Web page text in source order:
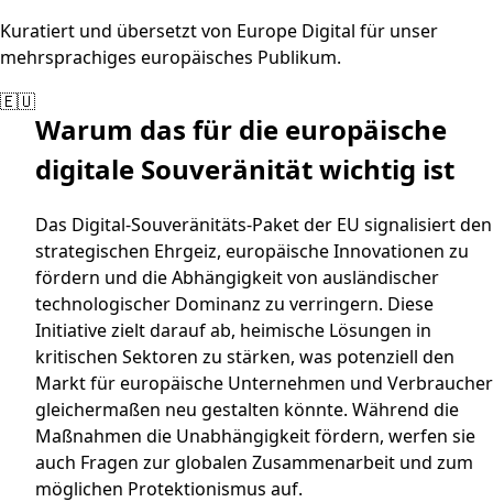
Kuratiert und übersetzt von Europe Digital für unser
mehrsprachiges europäisches Publikum.
🇪🇺
Warum das für die europäische
digitale Souveränität wichtig ist
Das Digital-Souveränitäts-Paket der EU signalisiert den
strategischen Ehrgeiz, europäische Innovationen zu
fördern und die Abhängigkeit von ausländischer
technologischer Dominanz zu verringern. Diese
Initiative zielt darauf ab, heimische Lösungen in
kritischen Sektoren zu stärken, was potenziell den
Markt für europäische Unternehmen und Verbraucher
gleichermaßen neu gestalten könnte. Während die
Maßnahmen die Unabhängigkeit fördern, werfen sie
auch Fragen zur globalen Zusammenarbeit und zum
möglichen Protektionismus auf.